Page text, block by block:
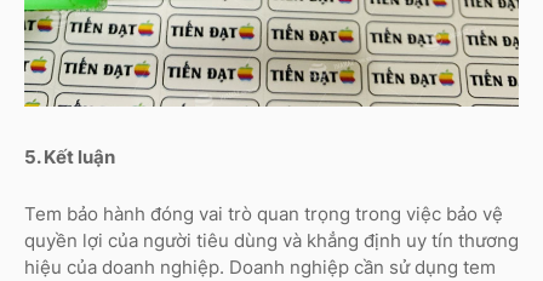
5. Kết luận
Tem bảo hành đóng vai trò quan trọng trong việc bảo vệ
quyền lợi của người tiêu dùng và khẳng định uy tín thương
hiệu của doanh nghiệp. Doanh nghiệp cần sử dụng tem